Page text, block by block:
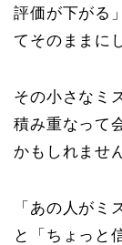
評価が下がる
てそのままに
その小さなミ
積み重なって
かもしれませ
「あの人がミ
と「ちょっと